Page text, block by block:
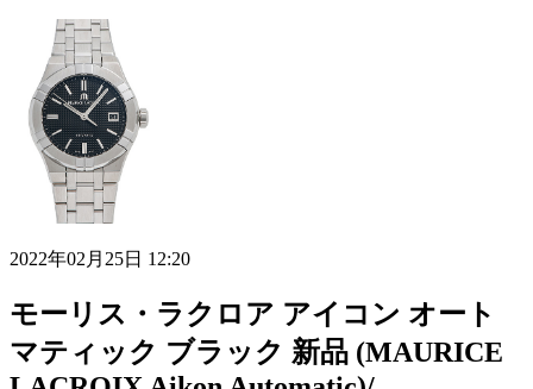
2022年02月25日 12:20
モーリス・ラクロア アイコン オート
マティック ブラック 新品 (MAURICE